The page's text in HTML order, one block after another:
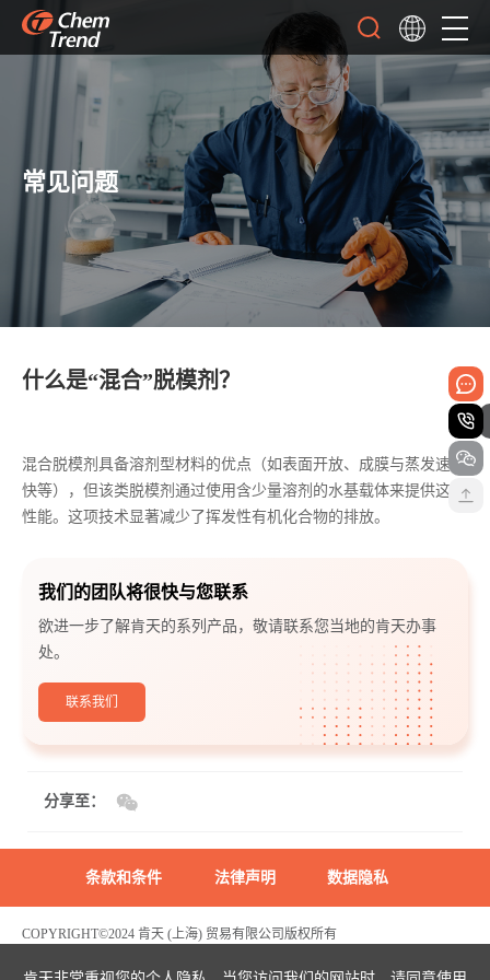
常见问题
什么是“混合”脱模剂？
混合脱模剂具备溶剂型材料的优点（如表面开放、成膜与蒸发速度
快等），但该类脱模剂通过使用含少量溶剂的水基载体来提供这些
性能。这项技术显著减少了挥发性有机化合物的排放。
我们的团队将很快与您联系
欲进一步了解肯天的系列产品，敬请联系您当地的肯天办事
处。
联系我们
分享至：
条款和条件 法律声明 数据隐私
COPYRIGHT©2024 肯天 (上海) 贸易有限公司版权所有
危险化学品生产经营许可证编号：沪(浦)应急管危经许[2021]200596(FY)